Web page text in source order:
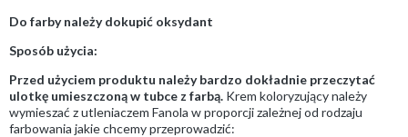
Do farby należy dokupić oksydant
Sposób użycia:
Przed użyciem produktu należy bardzo dokładnie przeczytać
ulotkę umieszczoną w tubce z farbą. Krem koloryzujący należy
wymieszać z utleniaczem Fanola w proporcji zależnej od rodzaju
farbowania jakie chcemy przeprowadzić: